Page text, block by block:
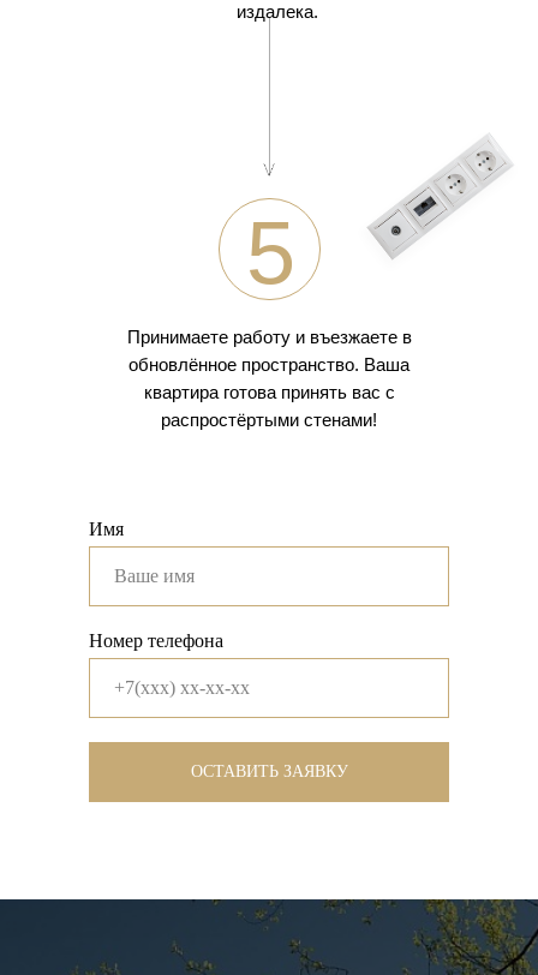
издалека.
Принимаете работу и въезжаете в
обновлённое пространство. Ваша
квартира готова принять вас с
распростёртыми стенами!
5
Имя
Номер телефона
ОСТАВИТЬ ЗАЯВКУ